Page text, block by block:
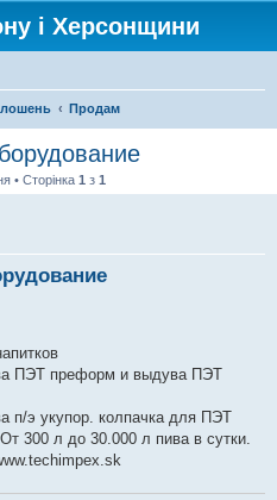
і Херсонщини
Продам
• Сторінка 1 з 1
ПЭТ преформ и выдува ПЭТ
п/э укупор. колпачка для ПЭТ
300 л до 30.000 л пива в сутки.